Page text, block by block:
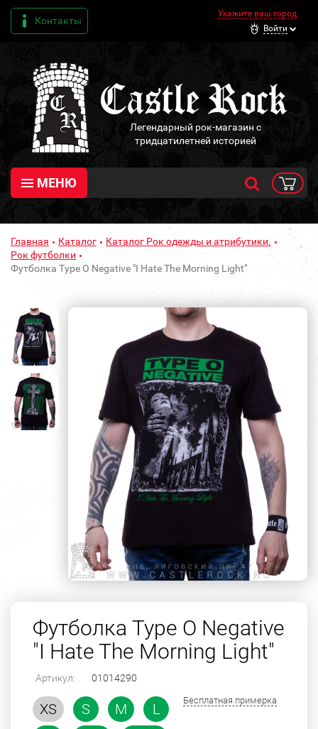
Контакты
Укажите ваш город
Войти
Легендарный рок-магазин с
тридцатилетней историей
МЕНЮ
Главная Каталог
Каталог Рок одежды и атрибутики.
Рок футболки
Футболка Type O Negative "I Hate The Morning Light"
Футболка Type O Negative
"I Hate The Morning Light"
Артикул: 01014290
XS S M
L
Бесплатная примерка